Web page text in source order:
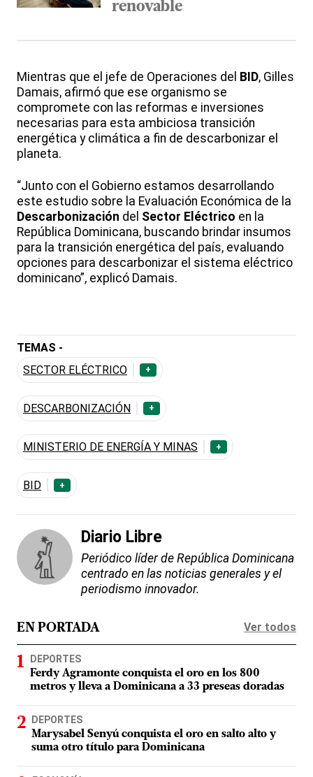
renovable
Mientras que el jefe de Operaciones del BID, Gilles
Damais, afirmó que ese organismo se
compromete con las reformas e inversiones
necesarias para esta ambiciosa transición
energética y climática a fin de descarbonizar el
planeta.
“Junto con el Gobierno estamos desarrollando
este estudio sobre la Evaluación Económica de la
Descarbonización del Sector Eléctrico en la
República Dominicana, buscando brindar insumos
para la transición energética del país, evaluando
opciones para descarbonizar el sistema eléctrico
dominicano”, explicó Damais.
TEMAS -
SECTOR ELÉCTRICO
+
DESCARBONIZACIÓN +
MINISTERIO DE ENERGÍA Y MINAS +
BID +
Diario Libre
Periódico líder de República Dominicana
centrado en las noticias generales y el
periodismo innovador.
EN PORTADA Ver todos
DEPORTES
Ferdy Agramonte conquista el oro en los 800
metros y lleva a Dominicana a 33 preseas doradas
DEPORTES
Marysabel Senyú conquista el oro en salto alto y
suma otro título para Dominicana